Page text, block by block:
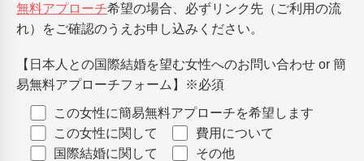
無料アプローチ希望の場合、必ずリンク先（ご利用の流
れ）をご確認のうえお申し込みください。
【日本人との国際結婚を望む女性へのお問い合わせ or 簡
易無料アプローチフォーム】
※必須
この女性に簡易無料アプローチを希望します
この女性に関して
費用について
国際結婚に関して
その他